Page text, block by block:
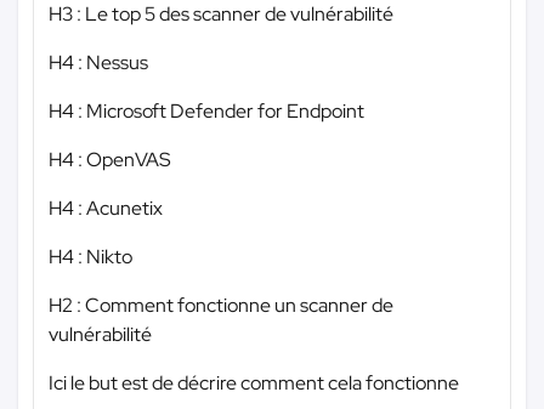
H3 : Le top 5 des scanner de vulnérabilité
H4 : Nessus
H4 : Microsoft Defender for Endpoint
H4 : OpenVAS
H4 : Acunetix
H4 : Nikto
H2 : Comment fonctionne un scanner de
vulnérabilité
Ici le but est de décrire comment cela fonctionne